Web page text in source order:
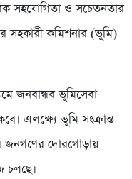
সহযোগিতা ও সচেতনতার
সহকারী কমিশনার (ভূমি)
জনবান্ধব ভূমিসেবা
এলক্ষ্যে ভূমি সংক্রান্ত
জনগণের দোরগোড়ায়
চলছে।